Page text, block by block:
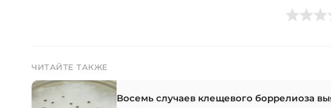
ЧИТАЙТЕ ТАКЖЕ
Восемь случаев клещевого боррелиоза